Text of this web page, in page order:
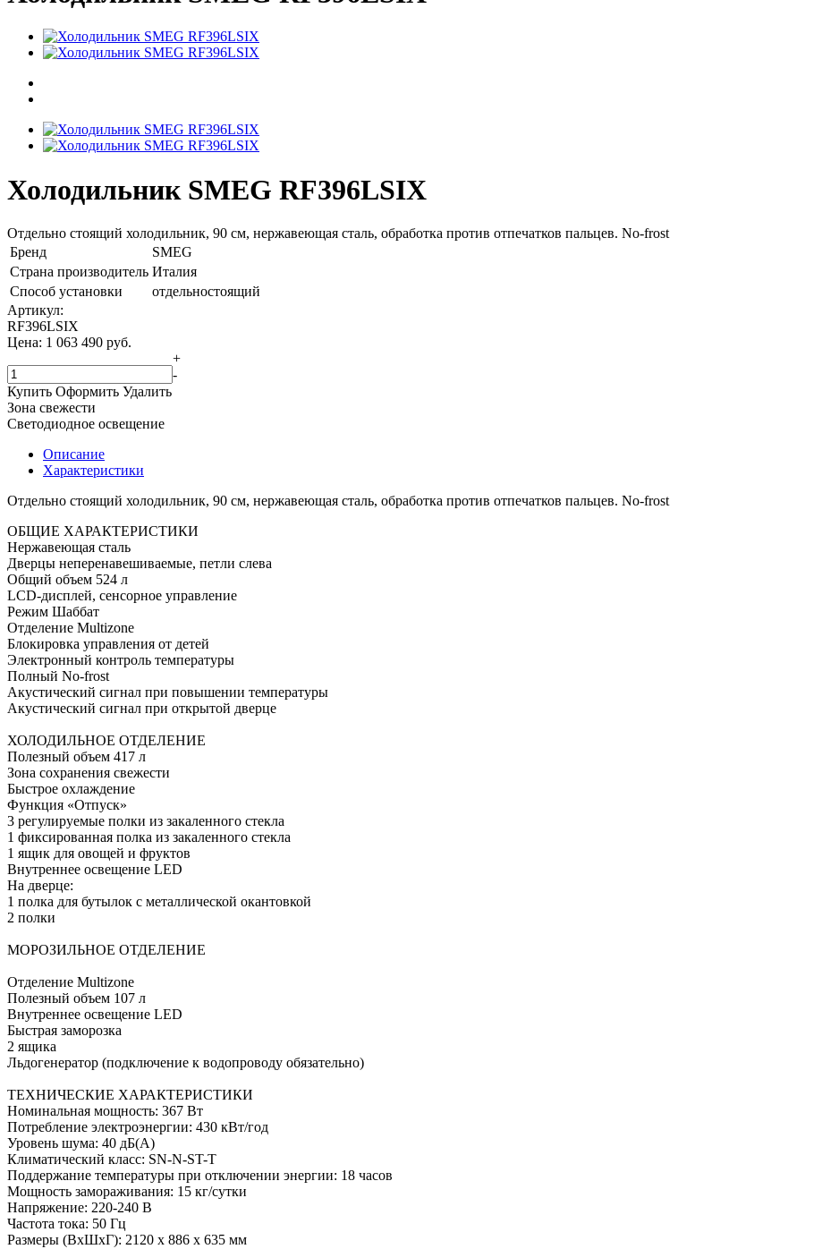
Холодильник SMEG RF396LSIX
Отдельно стоящий холодильник, 90 см, нержавеющая сталь, обработка против отпечатков пальцев. No-frost
Бренд
SMEG
Страна производитель Италия
Способ установки
отдельностоящий
Артикул:
RF396LSIX
Цена: 1 063 490 руб.
+
-
Купить Оформить Удалить
Зона свежести
Светодиодное освещение
Описание
Характеристики
Отдельно стоящий холодильник, 90 см, нержавеющая сталь, обработка против отпечатков пальцев. No-frost
ОБЩИЕ ХАРАКТЕРИСТИКИ
Нержавеющая сталь
Дверцы неперенавешиваемые, петли слева
Общий объем 524 л
LCD-дисплей, сенсорное управление
Режим Шаббат
Отделение Multizone
Блокировка управления от детей
Электронный контроль температуры
Полный No-frost
Акустический сигнал при повышении температуры
Акустический сигнал при открытой дверце
ХОЛОДИЛЬНОЕ ОТДЕЛЕНИЕ
Полезный объем 417 л
Зона сохранения свежести
Быстрое охлаждение
Функция «Отпуск»
3 регулируемые полки из закаленного стекла
1 фиксированная полка из закаленного стекла
1 ящик для овощей и фруктов
Внутреннее освещение LED
На дверце:
1 полка для бутылок с металлической окантовкой
2 полки
МОРОЗИЛЬНОЕ ОТДЕЛЕНИЕ
Отделение Multizone
Полезный объем 107 л
Внутреннее освещение LED
Быстрая заморозка
2 ящика
Льдогенератор (подключение к водопроводу обязательно)
ТЕХНИЧЕСКИЕ ХАРАКТЕРИСТИКИ
Номинальная мощность: 367 Вт
Потребление электроэнергии: 430 кВт/год
Уровень шума: 40 дБ(А)
Климатический класс: SN-N-ST-T
Поддержание температуры при отключении энергии: 18 часов
Мощность замораживания: 15 кг/сутки
Напряжение: 220-240 В
Частота тока: 50 Гц
Размеры (ВхШхГ): 2120 х 886 х 635 мм